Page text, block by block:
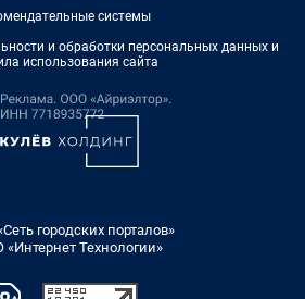
системы
и обработки персональных данных и
использования сайта
городских порталов»
Технологии»